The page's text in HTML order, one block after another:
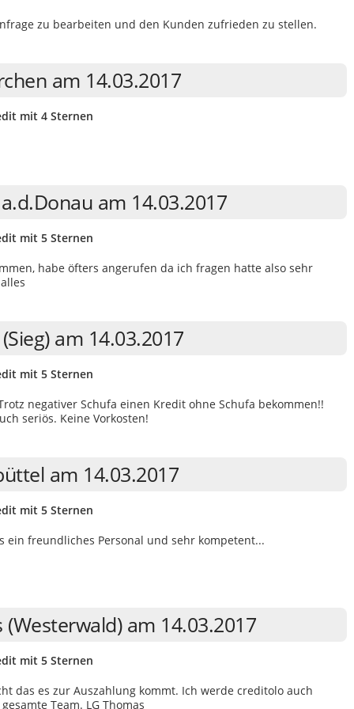
zu bearbeiten und den Kunden zufrieden zu stellen.
am 14.03.2017
mit 4 Sternen
am 14.03.2017
mit 5 Sternen
habe öfters angerufen da ich fragen hatte also sehr
am 14.03.2017
mit 5 Sternen
negativer Schufa einen Kredit ohne Schufa bekommen!!
seriös. Keine Vorkosten!
am 14.03.2017
mit 5 Sternen
ein freundliches Personal und sehr kompetent...
am 14.03.2017
mit 5 Sternen
das es zur Auszahlung kommt. Ich werde creditolo auch
Team. LG Thomas